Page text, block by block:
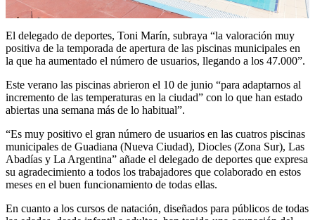
El delegado de deportes, Toni Marín, subraya “la valoración muy
positiva de la temporada de apertura de las piscinas municipales en
la que ha aumentado el número de usuarios, llegando a los 47.000”.
Este verano las piscinas abrieron el 10 de junio “para adaptarnos al
incremento de las temperaturas en la ciudad” con lo que han estado
abiertas una semana más de lo habitual”.
“Es muy positivo el gran número de usuarios en las cuatros piscinas
municipales de Guadiana (Nueva Ciudad), Diocles (Zona Sur), Las
Abadías y La Argentina” añade el delegado de deportes que expresa
su agradecimiento a todos los trabajadores que colaborado en estos
meses en el buen funcionamiento de todas ellas.
En cuanto a los cursos de natación, diseñados para públicos de todas